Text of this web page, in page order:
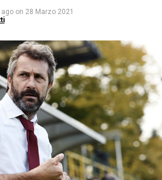
ago on 28 Marzo 2021